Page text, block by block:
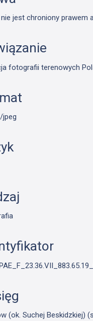
jest chroniony prawem
fotografii terenowych
jpeg
(ok. Suchej Beskidzkiej)